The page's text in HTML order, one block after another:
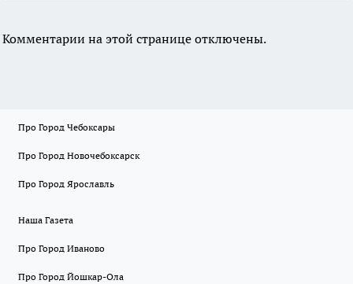
Комментарии на этой странице отключены.
Про Город Чебоксары
Про Город Новочебоксарск
Про Город Ярославль
Наша Газета
Про Город Иваново
Про Город Йошкар-Ола